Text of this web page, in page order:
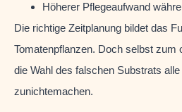
Höherer Pflegeaufwand
Die richtige Zeitplanung bildet das
Tomatenpflanzen. Doch selbst zum
die Wahl des falschen Substrats
zunichtemachen.